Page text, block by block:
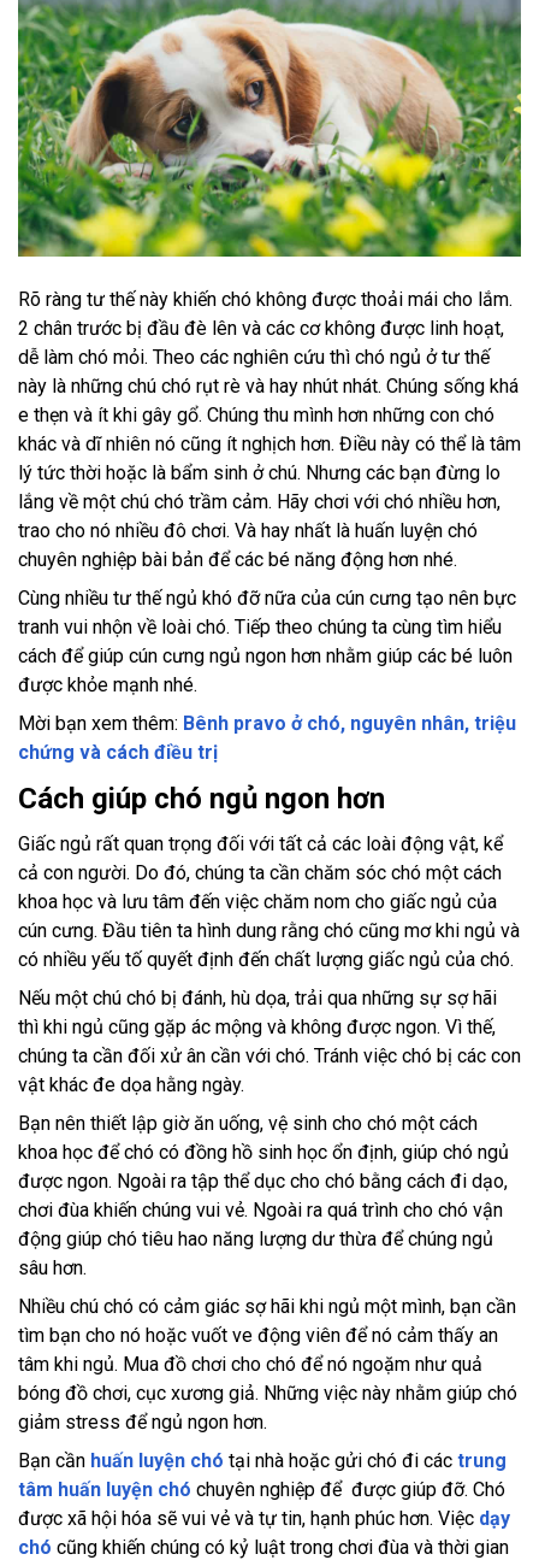
Rõ ràng tư thế này khiến chó không được thoải mái cho lắm.
2 chân trước bị đầu đè lên và các cơ không được linh hoạt,
dễ làm chó mỏi. Theo các nghiên cứu thì chó ngủ ở tư thế
này là những chú chó rụt rè và hay nhút nhát. Chúng sống khá
e thẹn và ít khi gây gổ. Chúng thu mình hơn những con chó
khác và dĩ nhiên nó cũng ít nghịch hơn. Điều này có thể là tâm
lý tức thời hoặc là bẩm sinh ở chú. Nhưng các bạn đừng lo
lắng về một chú chó trầm cảm. Hãy chơi với chó nhiều hơn,
trao cho nó nhiều đô chơi. Và hay nhất là huấn luyện chó
chuyên nghiệp bài bản để các bé năng động hơn nhé.
Cùng nhiều tư thế ngủ khó đỡ nữa của cún cưng tạo nên bực
tranh vui nhộn về loài chó. Tiếp theo chúng ta cùng tìm hiểu
cách để giúp cún cưng ngủ ngon hơn nhằm giúp các bé luôn
được khỏe mạnh nhé.
Mời bạn xem thêm: Bênh pravo ở chó, nguyên nhân, triệu
chứng và cách điều trị
Cách giúp chó ngủ ngon hơn
Giấc ngủ rất quan trọng đối với tất cả các loài động vật, kể
cả con người. Do đó, chúng ta cần chăm sóc chó một cách
khoa học và lưu tâm đến việc chăm nom cho giấc ngủ của
cún cưng. Đầu tiên ta hình dung rằng chó cũng mơ khi ngủ và
có nhiều yếu tố quyết định đến chất lượng giấc ngủ của chó.
Nếu một chú chó bị đánh, hù dọa, trải qua những sự sợ hãi
thì khi ngủ cũng gặp ác mộng và không được ngon. Vì thế,
chúng ta cần đối xử ân cần với chó. Tránh việc chó bị các con
vật khác đe dọa hằng ngày.
Bạn nên thiết lập giờ ăn uống, vệ sinh cho chó một cách
khoa học để chó có đồng hồ sinh học ổn định, giúp chó ngủ
được ngon. Ngoài ra tập thể dục cho chó bằng cách đi dạo,
chơi đùa khiến chúng vui vẻ. Ngoài ra quá trình cho chó vận
động giúp chó tiêu hao năng lượng dư thừa để chúng ngủ
sâu hơn.
Nhiều chú chó có cảm giác sợ hãi khi ngủ một mình, bạn cần
tìm bạn cho nó hoặc vuốt ve động viên để nó cảm thấy an
tâm khi ngủ. Mua đồ chơi cho chó để nó ngoặm như quả
bóng đồ chơi, cục xương giả. Những việc này nhằm giúp chó
giảm stress để ngủ ngon hơn.
Bạn cần huấn luyện chó tại nhà hoặc gửi chó đi các trung
tâm huấn luyện chó chuyên nghiệp để được giúp đỡ. Chó
được xã hội hóa sẽ vui vẻ và tự tin, hạnh phúc hơn. Việc dạy
chó cũng khiến chúng có kỷ luật trong chơi đùa và thời gian